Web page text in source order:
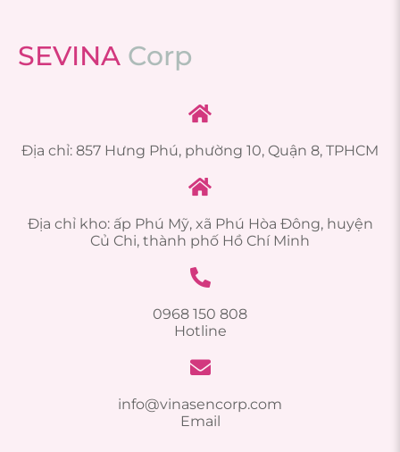
SEVINA Corp
Địa chỉ: 857 Hưng Phú, phường 10, Quận 8, TPHCM
Địa chỉ kho: ấp Phú Mỹ, xã Phú Hòa Đông, huyện
Củ Chi, thành phố Hồ Chí Minh
0968 150 808
Hotline
info@vinasencorp.com
Email